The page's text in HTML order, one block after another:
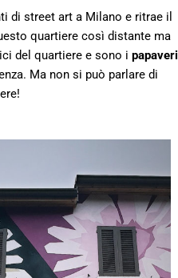
di street art a Milano e ritrae il
quartiere così distante ma
del quartiere e sono i papaveri
Ma non si può parlare di